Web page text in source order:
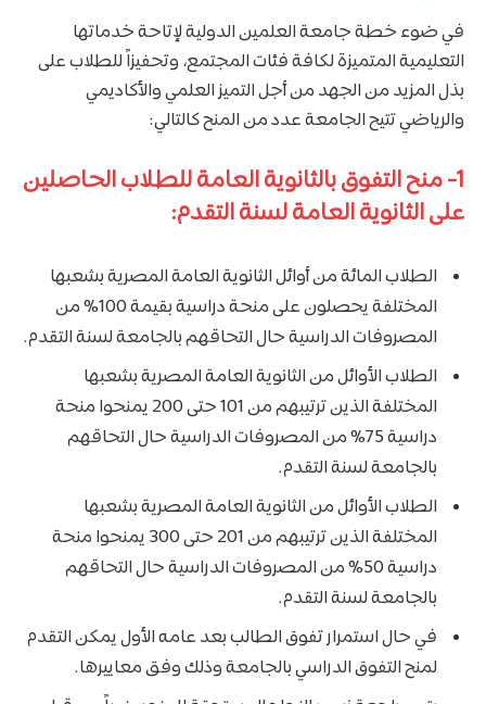
في ضوء خطة جامعة العلمين الدولية لإتاحة خدماتها
التعليمية المتميزة لكافة فئات المجتمع، وتحفيزاً للطلاب على
بذل المزيد من الجهد من أجل التميز العلمي والأكاديمي
والرياضي تتيح الجامعة عدد من المنح كالتالي:
1- منح التفوق بالثانوية العامة للطلاب الحاصلين
على الثانوية العامة لسنة التقدم:
الطلاب المائة من أوائل الثانوية العامة المصرية بشعبها
المختلفة يحصلون على منحة دراسية بقيمة 100% من
المصروفات الدراسية حال التحاقهم بالجامعة لسنة التقدم.
الطلاب الأوائل من الثانوية العامة المصرية بشعبها
المختلفة الذين ترتيبهم من 101 حتى 200 يمنحوا منحة
دراسية 75% من المصروفات الدراسية حال التحاقهم
بالجامعة لسنة التقدم.
الطلاب الأوائل من الثانوية العامة المصرية بشعبها
المختلفة الذين ترتيبهم من 201 حتى 300 يمنحوا منحة
دراسية 50% من المصروفات الدراسية حال التحاقهم
بالجامعة لسنة التقدم.
في حال استمرار تفوق الطالب بعد عامه الأول يمكن التقدم
لمنح التفوق الدراسي بالجامعة وذلك وفق معاييرها.